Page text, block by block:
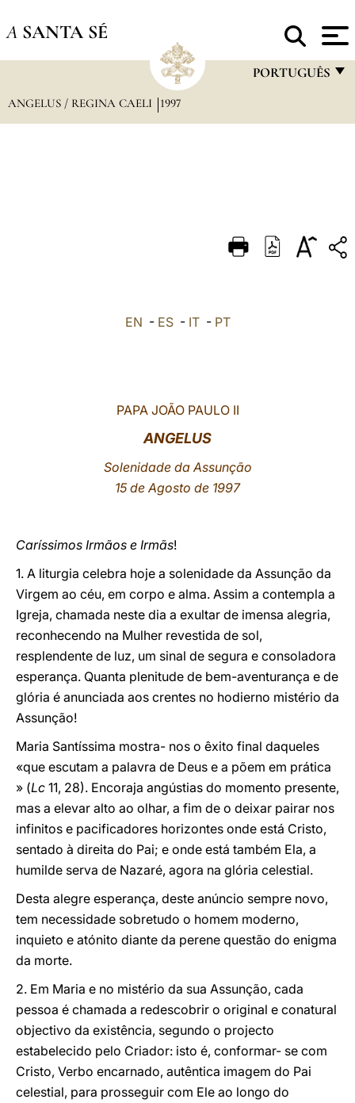
A SANTA SÉ
PORTUGUÊS
DEUTSCH
ANGELUS / REGINA CAELI 1997
EN - ES- IT- PT
PAPA JOÃO PAULO II
ANGELUS
Solenidade da Assunção
15 de Agosto de 1997
Caríssimos Irmãos e Irmãs!
1. A liturgia celebra hoje a solenidade da Assunção da
Virgem ao céu, em corpo e alma. Assim a contempla a
Igreja, chamada neste dia a exultar de imensa alegria,
reconhecendo na Mulher revestida de sol,
resplendente de luz, um sinal de segura e consoladora
esperança. Quanta plenitude de bem-aventurança e de
glória é anunciada aos crentes no hodierno mistério da
Assunção!
Maria Santíssima mostra- nos o êxito final daqueles
«que escutam a palavra de Deus e a põem em prática
» (Lc 11, 28). Encoraja angústias do momento presente,
mas a elevar alto ao olhar, a fim de o deixar pairar nos
infinitos e pacificadores horizontes onde está Cristo,
sentado à direita do Pai; e onde está também Ela, a
humilde serva de Nazaré, agora na glória celestial.
Desta alegre esperança, deste anúncio sempre novo,
tem necessidade sobretudo o homem moderno,
inquieto e atónito diante da perene questão do enigma
da morte.
2. Em Maria e no mistério da sua Assunção, cada
pessoa é chamada a redescobrir o original e conatural
objectivo da existência, segundo o projecto
estabelecido pelo Criador: isto é, conformar- se com
Cristo, Verbo encarnado, autêntica imagem do Pai
celestial, para prosseguir com Ele ao longo do